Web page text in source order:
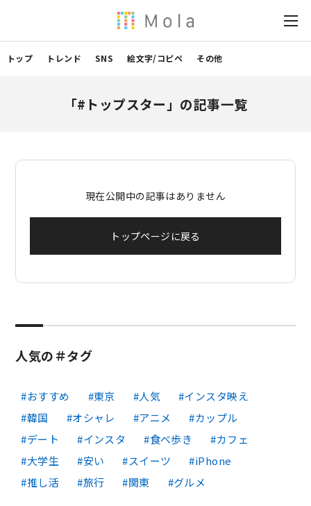
トップ トレンド SNS 絵文字/コピペ その他
「#トップスター」の記事一覧
現在公開中の記事はありません
トップページに戻る
人気の＃タグ
おすすめ 東京 人気
インスタ映え
韓国
オシャレ アニメ
カップル
デート
インスタ 食べ歩き
カフェ
大学生
安い スイーツ
iPhone
推し活
旅行 関東 グルメ